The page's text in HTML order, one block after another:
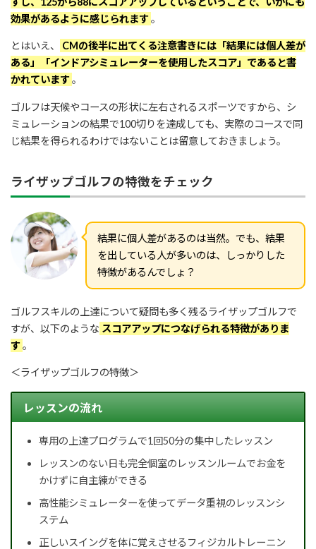
June 29, 2020
効果があるように感じられます。
とはいえ、
CMの後半に出てくる注意書きには「結果には個人差が
ある」「インドアシミュレーターを使用したスコア」であると書
かれています。
ゴルフは天候やコースの形状に左右されるスポーツですから、シ
ミュレーションの結果で100切りを達成しても、実際のコースで同
じ結果を得られるわけではないことは留意しておきましょう。
ライザップゴルフの特徴をチェック
結果に個人差があるのは当然。でも、結果
を出している人が多いのは、しっかりした
特徴があるんでしょ？
ゴルフスキルの上達について疑問も多く残るライザップゴルフで
すが、以下のような スコアアップにつなげられる特徴がありま
す。
＜ライザップゴルフの特徴＞
レッスンの流れ
専用の上達プログラムで1回50分の集中したレッスン
レッスンのない日も完全個室のレッスンルームでお金を
かけずに自主練ができる
高性能シミュレーターを使ってデータ重視のレッスンシ
ステム
正しいスイングを体に覚えさせるフィジカルトレーニン